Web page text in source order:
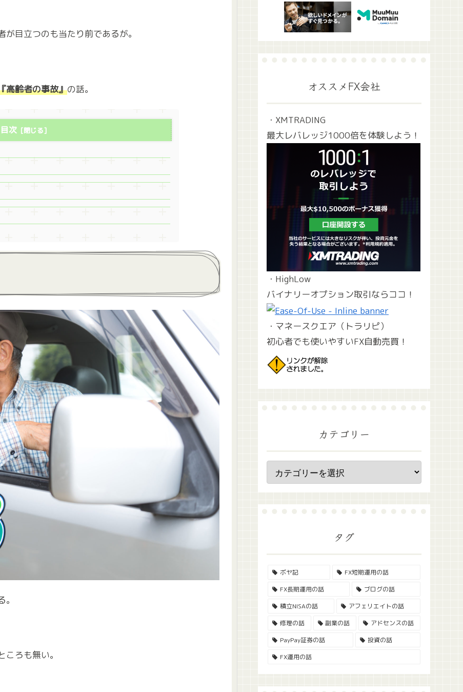
目立つのも当たり前であるが。
高齢者の事故』の話。
目次
ろも無い。
オススメFX会社
・XMTRADING
最大レバレッジ1000倍を体験しよう！
・HighLow
バイナリーオプション取引ならココ！
・マネースクエア（トラリピ）
初心者でも使いやすいFX自動売買！
カテゴリー
タグ
ボヤ記
FX短期運用の話
FX長期運用の話
ブログの話
積立NISAの話
アフェリエイトの話
修理の話
副業の話
アドセンスの話
PayPay証券の話
投資の話
FX運用の話